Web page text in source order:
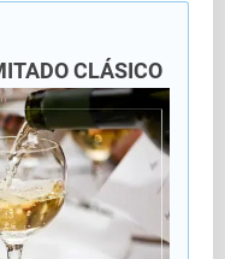
CLÁSICO